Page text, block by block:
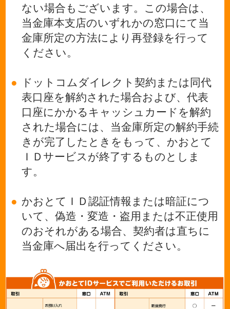
ない場合もございます。この場合は、
当金庫本支店のいずれかの窓口にて当
金庫所定の方法により再登録を行って
ください。
●
ドットコムダイレクト契約または同代
表口座を解約された場合および、代表
口座にかかるキャッシュカードを解約
された場合には、当金庫所定の解約手続
きが完了したときをもって、かおとて
ＩＤサービスが終了するものとしま
す。
● かおとてＩＤ認証情報または暗証につ
いて、偽造・変造・盗用または不正使用
のおそれがある場合、契約者は直ちに
当金庫へ届出を行ってください。